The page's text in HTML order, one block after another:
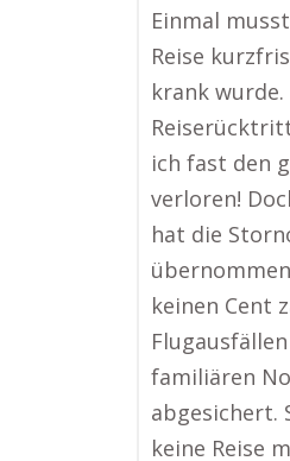
Einmal
Reise
krank
ich fast den
verloren!
hat die
keinen Cent
familiären
abgesichert.
keine Reise